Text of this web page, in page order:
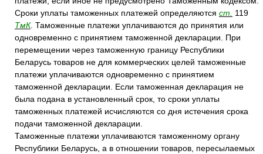
Сроки уплаты таможенных платежей определяются ст.
119
ТмК. Таможенные платежи уплачиваются до принятия или
одновременно с принятием таможенной декларации. При
перемещении через таможенную границу Республики
Беларусь товаров не для коммерческих целей таможенные
платежи уплачиваются одновременно с принятием
таможенной декларации. Если таможенная декларация не
была подана в установленный срок, то сроки уплаты
таможенных платежей исчисляются со дня истечения срока
подачи таможенной декларации.
Таможенные платежи уплачиваются таможенному органу
Республики Беларусь, а в отношении товаров, пересылаемых